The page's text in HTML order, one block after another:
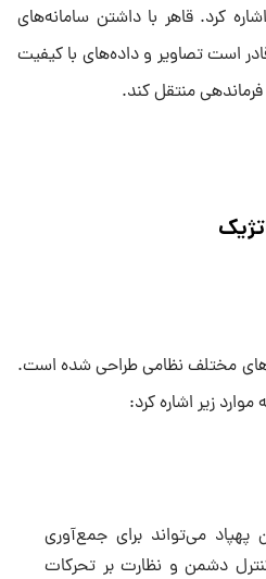
کرد. قاهر با داشتن سامانه‌های
است تصاویر و داده‌های با کیفیت
فرماندهی منتقل کند.
مختلف نظامی طراحی شده است.
زیر اشاره کرد:
می‌تواند برای جمع‌آوری
دشمن و نظارت بر تحرکات